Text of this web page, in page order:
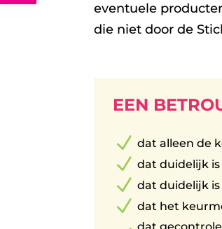
eventuele
die niet door de
EEN
N dat alleen de
N dat duidelijk
N dat duidelijk
N dat het